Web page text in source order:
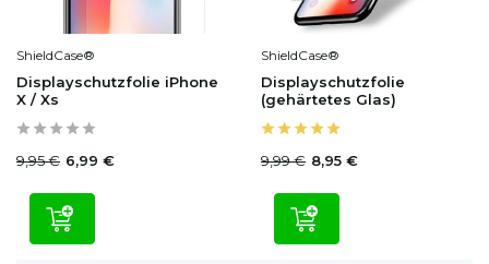
ShieldCase®
Displayschutzfolie iPhone
X / Xs
9,95 € 6,99 €
ShieldCase®
Displayschutzfolie
(gehärtetes Glas)
9,99 € 8,95 €